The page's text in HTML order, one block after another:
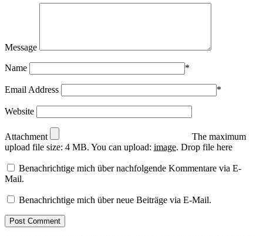
Message
Name *
Email Address *
Website
Attachment
The maximum
upload file size: 4 MB. You can upload: image. Drop file here
Benachrichtige mich über nachfolgende Kommentare via E-
Mail.
Benachrichtige mich über neue Beiträge via E-Mail.